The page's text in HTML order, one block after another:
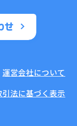
せ
運営会社について
法に基づく表示